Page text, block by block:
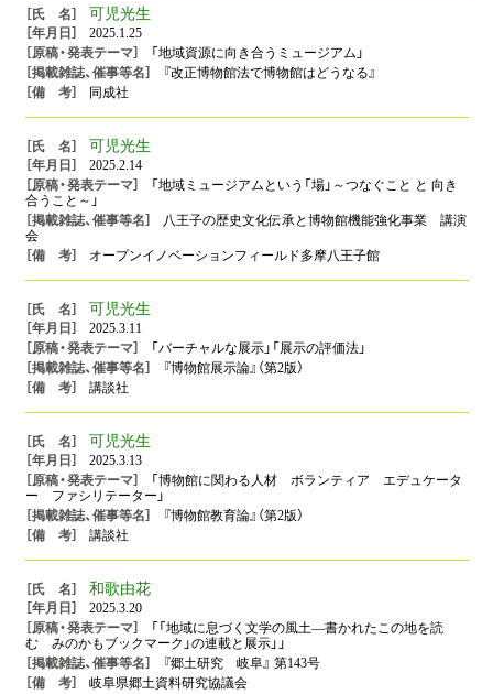
可児光生
2025.1.25
「地域資源に向き合うミュージアム」
『改正博物館法で博物館はどうなる』
同成社
可児光生
2025.2.14
「地域ミュージアムという「場」～つなぐこと と 向き
合うこと～」
八王子の歴史文化伝承と博物館機能強化事業 講演
会
オープンイノベーションフィールド多摩八王子館
可児光生
2025.3.11
「バーチャルな展示」「展示の評価法」
『博物館展示論』（第2版）
講談社
可児光生
2025.3.13
「博物館に関わる人材 ボランティア エデュケータ
ー ファシリテーター」
『博物館教育論』（第2版）
講談社
和歌由花
2025.3.20
「「地域に息づく文学の風土―書かれたこの地を読
む みのかもブックマーク」の連載と展示」」
『郷土研究 岐阜』 第143号
岐阜県郷土資料研究協議会